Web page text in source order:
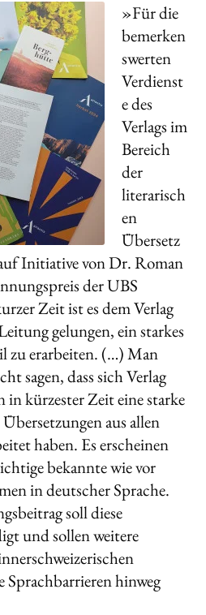
»Für die
bemerken
swerten
Verdienst
e des
Verlags im
Bereich
der
literarisch
en
Übersetz
Initiative von Dr. Roman
der UBS
Zeit ist es dem Verlag
gelungen, ein starkes
zu erarbeiten. (…) Man
sagen, dass sich Verlag
kürzester Zeit eine starke
aus allen
haben. Es erscheinen
bekannte wie vor
in deutscher Sprache.
soll diese
und sollen weitere
Sprachbarrieren hinweg